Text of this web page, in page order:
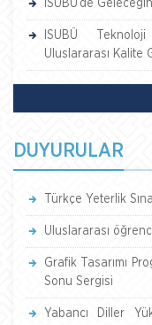
ISUBÜ’de
ISUBÜ
Uluslararası Kalite
DUYURULAR
Türkçe Yeterlik
Uluslararası
Grafik Tasarımı
Sonu Sergisi
Yabancı Diller